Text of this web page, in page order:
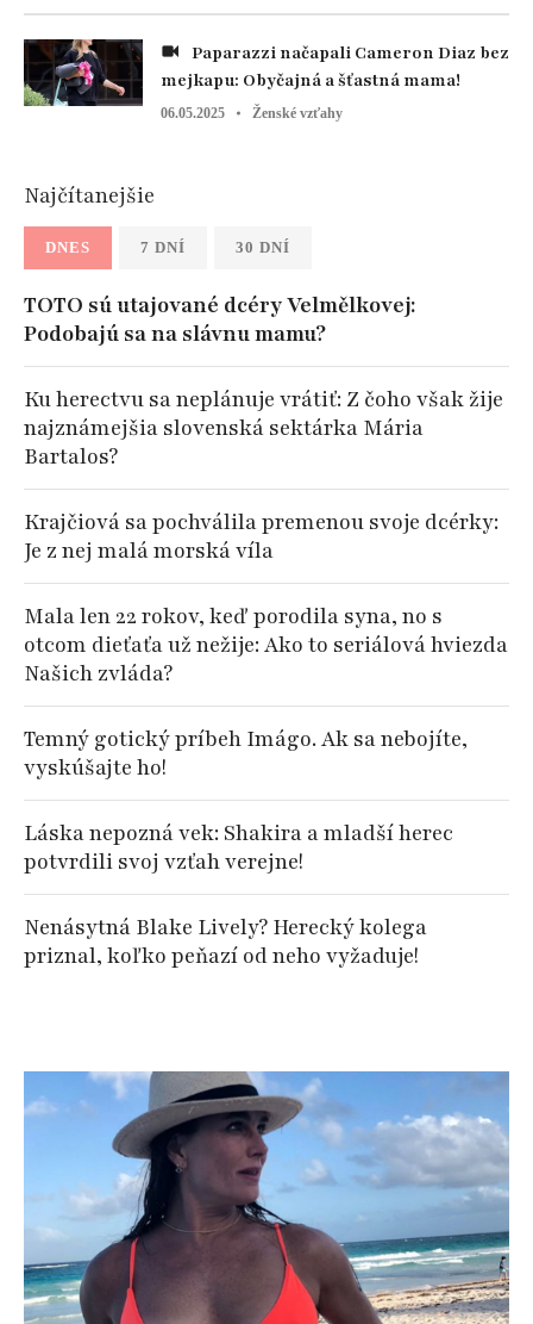
mejkapu: Obyčajná a šťastná mama!
06.05.2025 Ženské vzťahy
Najčítanejšie
DNES 7 DNÍ 30 DNÍ
TOTO sú utajované dcéry Velmělkovej:
Podobajú sa na slávnu mamu?
Ku herectvu sa neplánuje vrátiť: Z čoho však žije
najznámejšia slovenská sektárka Mária
Bartalos?
Krajčiová sa pochválila premenou svoje dcérky:
Je z nej malá morská víla
Mala len 22 rokov, keď porodila syna, no s
otcom dieťaťa už nežije: Ako to seriálová hviezda
Našich zvláda?
Temný gotický príbeh Imágo. Ak sa nebojíte,
vyskúšajte ho!
Láska nepozná vek: Shakira a mladší herec
potvrdili svoj vzťah verejne!
Nenásytná Blake Lively? Herecký kolega
priznal, koľko peňazí od neho vyžaduje!